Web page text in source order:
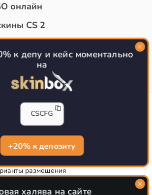
онлайн
CS 2
2020-2026 г.
САЙТЕ
размещения
данных
к депу и кейс моментально
на
CSCFG
+20% к депозиту
халява на сайте